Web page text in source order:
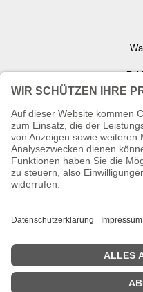
Info zu
Informationen zur
© Copyright 2026 Wohnambiente-